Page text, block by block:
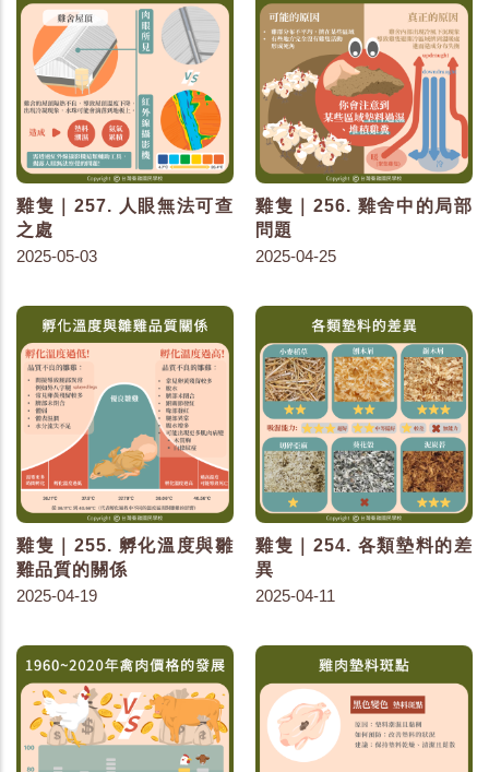
雞隻｜257. 人眼無法可查
之處
2025-05-03
雞隻｜256. 雞舍中的局部
問題
2025-04-25
雞隻｜255. 孵化溫度與雛
雞品質的關係
2025-04-19
雞隻｜254. 各類墊料的差
異
2025-04-11